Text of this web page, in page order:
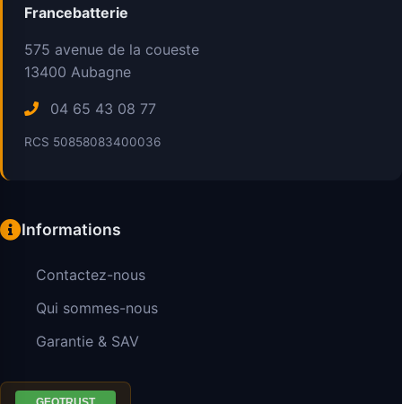
Francebatterie
575 avenue de la coueste
13400 Aubagne
04 65 43 08 77
RCS 50858083400036
Informations
Contactez-nous
Qui sommes-nous
Garantie & SAV